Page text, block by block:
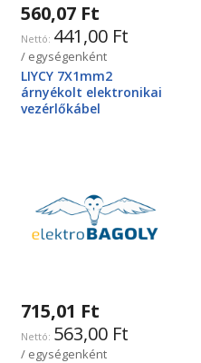
560,07 Ft
441,00 Ft
/ egységenként
LIYCY 7X1mm2
árnyékolt elektronikai
vezérlőkábel
715,01 Ft
563,00 Ft
/ egységenként